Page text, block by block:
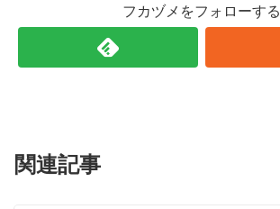
フカヅメをフォローする
関連記事